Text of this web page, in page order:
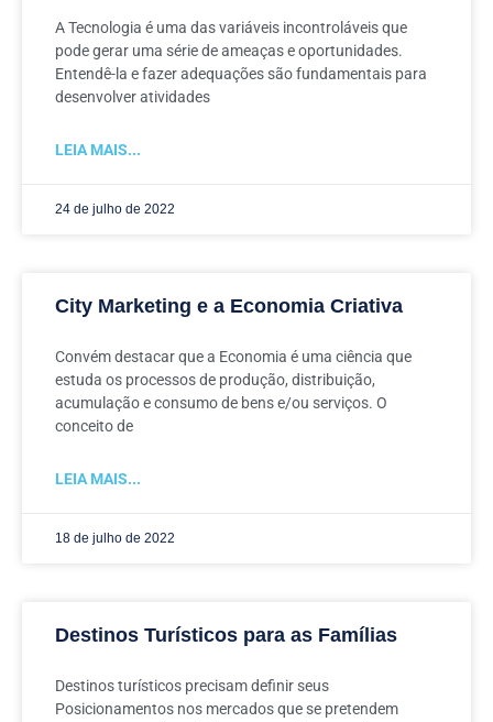
A Tecnologia é uma das variáveis incontroláveis que
pode gerar uma série de ameaças e oportunidades.
Entendê-la e fazer adequações são fundamentais para
desenvolver atividades
LEIA MAIS...
24 de julho de 2022
City Marketing e a Economia Criativa
Convém destacar que a Economia é uma ciência que
estuda os processos de produção, distribuição,
acumulação e consumo de bens e/ou serviços. O
conceito de
LEIA MAIS...
18 de julho de 2022
Destinos Turísticos para as Famílias
Destinos turísticos precisam definir seus
Posicionamentos nos mercados que se pretendem